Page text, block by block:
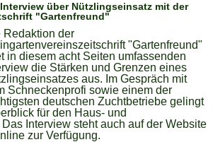
Interview über Nützlingseinsatz mit der
"Gartenfreund"
Redaktion der
"Gartenfreund"
in diesem acht Seiten umfassenden
die Stärken und Grenzen eines
aus. Im Gespräch mit
Schneckenprofi sowie einem der
deutschen Zuchtbetriebe gelingt
für den Haus- und
Interview steht auch auf der Website
zur Verfügung.